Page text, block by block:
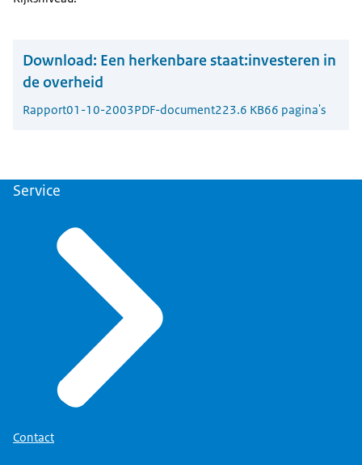
Download: Een herkenbare staat:investeren in
de overheid
Rapport01-10-2003PDF-document223.6 KB66 pagina's
Service
Contact